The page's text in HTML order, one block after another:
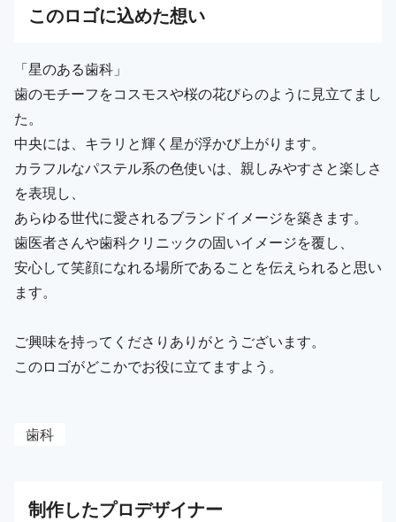
このロゴに込めた想い
「星のある歯科」
歯のモチーフをコスモスや桜の花びらのように見立てまし
た。
中央には、キラリと輝く星が浮かび上がります。
カラフルなパステル系の色使いは、親しみやすさと楽しさ
を表現し、
あらゆる世代に愛されるブランドイメージを築きます。
歯医者さんや歯科クリニックの固いイメージを覆し、
安心して笑顔になれる場所であることを伝えられると思い
ます。
ご興味を持ってくださりありがとうございます。
このロゴがどこかでお役に立てますよう。
歯科
制作したプロデザイナー